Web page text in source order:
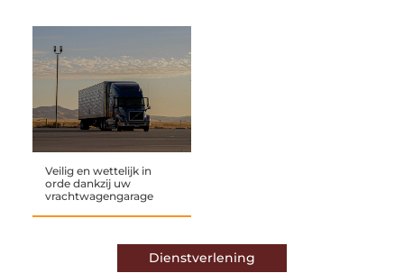
Veilig en wettelijk in
orde dankzij uw
vrachtwagengarage
Dienstverlening